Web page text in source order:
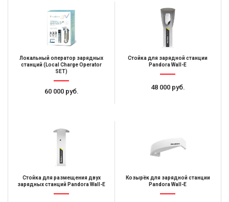
Локальный оператор зарядных
станций (Local Charge Operator
SET)
60 000 руб.
Стойка для зарядной станции
Pandora Wall-E
48 000 руб.
Стойка для размещения двух
зарядных станций Pandora Wall-E
Козырёк для зарядной станции
Pandora Wall-E